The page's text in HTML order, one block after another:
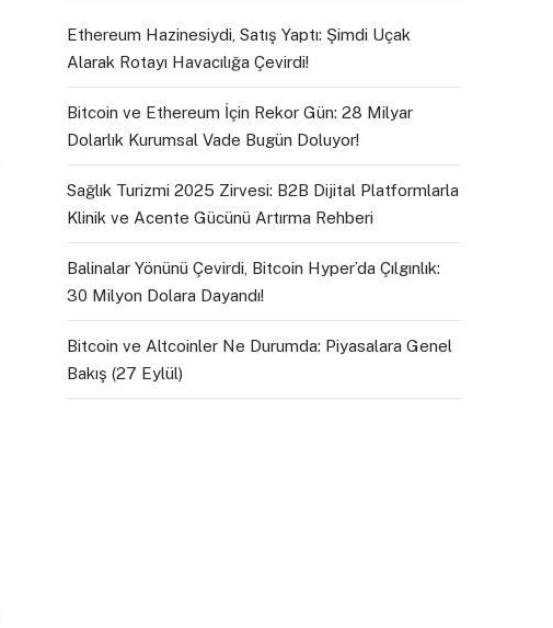
Ethereum Hazinesiydi, Satış Yaptı: Şimdi Uçak
Alarak Rotayı Havacılığa Çevirdi!
Bitcoin ve Ethereum İçin Rekor Gün: 28 Milyar
Dolarlık Kurumsal Vade Bugün Doluyor!
Sağlık Turizmi 2025 Zirvesi: B2B Dijital Platformlarla
Klinik ve Acente Gücünü Artırma Rehberi
Balinalar Yönünü Çevirdi, Bitcoin Hyper’da Çılgınlık:
30 Milyon Dolara Dayandı!
Bitcoin ve Altcoinler Ne Durumda: Piyasalara Genel
Bakış (27 Eylül)